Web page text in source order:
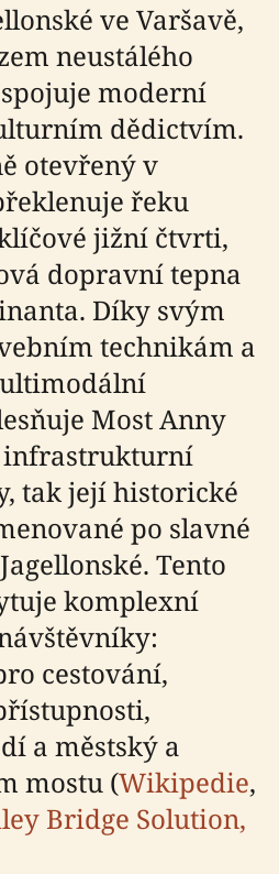
ve Varšavě,
neustálého
moderní
dědictvím.
otevřený v
řeku
jižní čtvrti,
dopravní tepna
Díky svým
technikám a
Most Anny
infrastrukturní
tak její historické
po slavné
Tento
komplexní
cestování,
a městský a
mostu (Wikipedie,
Bridge Solution,